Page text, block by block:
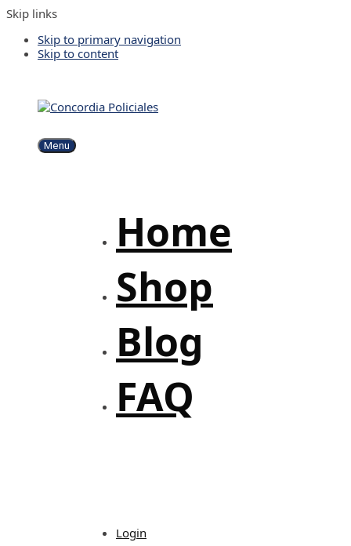
Skip links
Skip to primary navigation
Skip to content
Menu
Home
Shop
Blog
FAQ
Login